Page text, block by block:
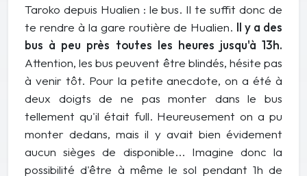
Taroko depuis Hualien : le bus. Il te suffit donc de
te rendre à la gare routière de Hualien. Il y a des
bus à peu près toutes les heures jusqu'à 13h.
Attention, les bus peuvent être blindés, hésite pas
à venir tôt. Pour la petite anecdote, on a été à
deux doigts de ne pas monter dans le bus
tellement qu'il était full. Heureusement on a pu
monter dedans, mais il y avait bien évidement
aucun sièges de disponible... Imagine donc la
possibilité d'être à même le sol pendant 1h de